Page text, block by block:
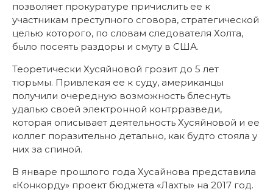
позволяет прокуратуре причислить ее к
участникам преступного сговора, стратегической
целью которого, по словам следователя Холта,
было посеять раздоры и смуту в США.
Теоретически Хусяйновой грозит до 5 лет
тюрьмы. Привлекая ее к суду, американцы
получили очередную возможность блеснуть
удалью своей электронной контрразведи,
которая описывает деятельность Хусяйновой и ее
коллег поразительно детально, как будто стояла у
них за спиной.
В январе прошлого года Хусайнова представила
«Конкорду» проект бюджета «Лахты» на 2017 год.